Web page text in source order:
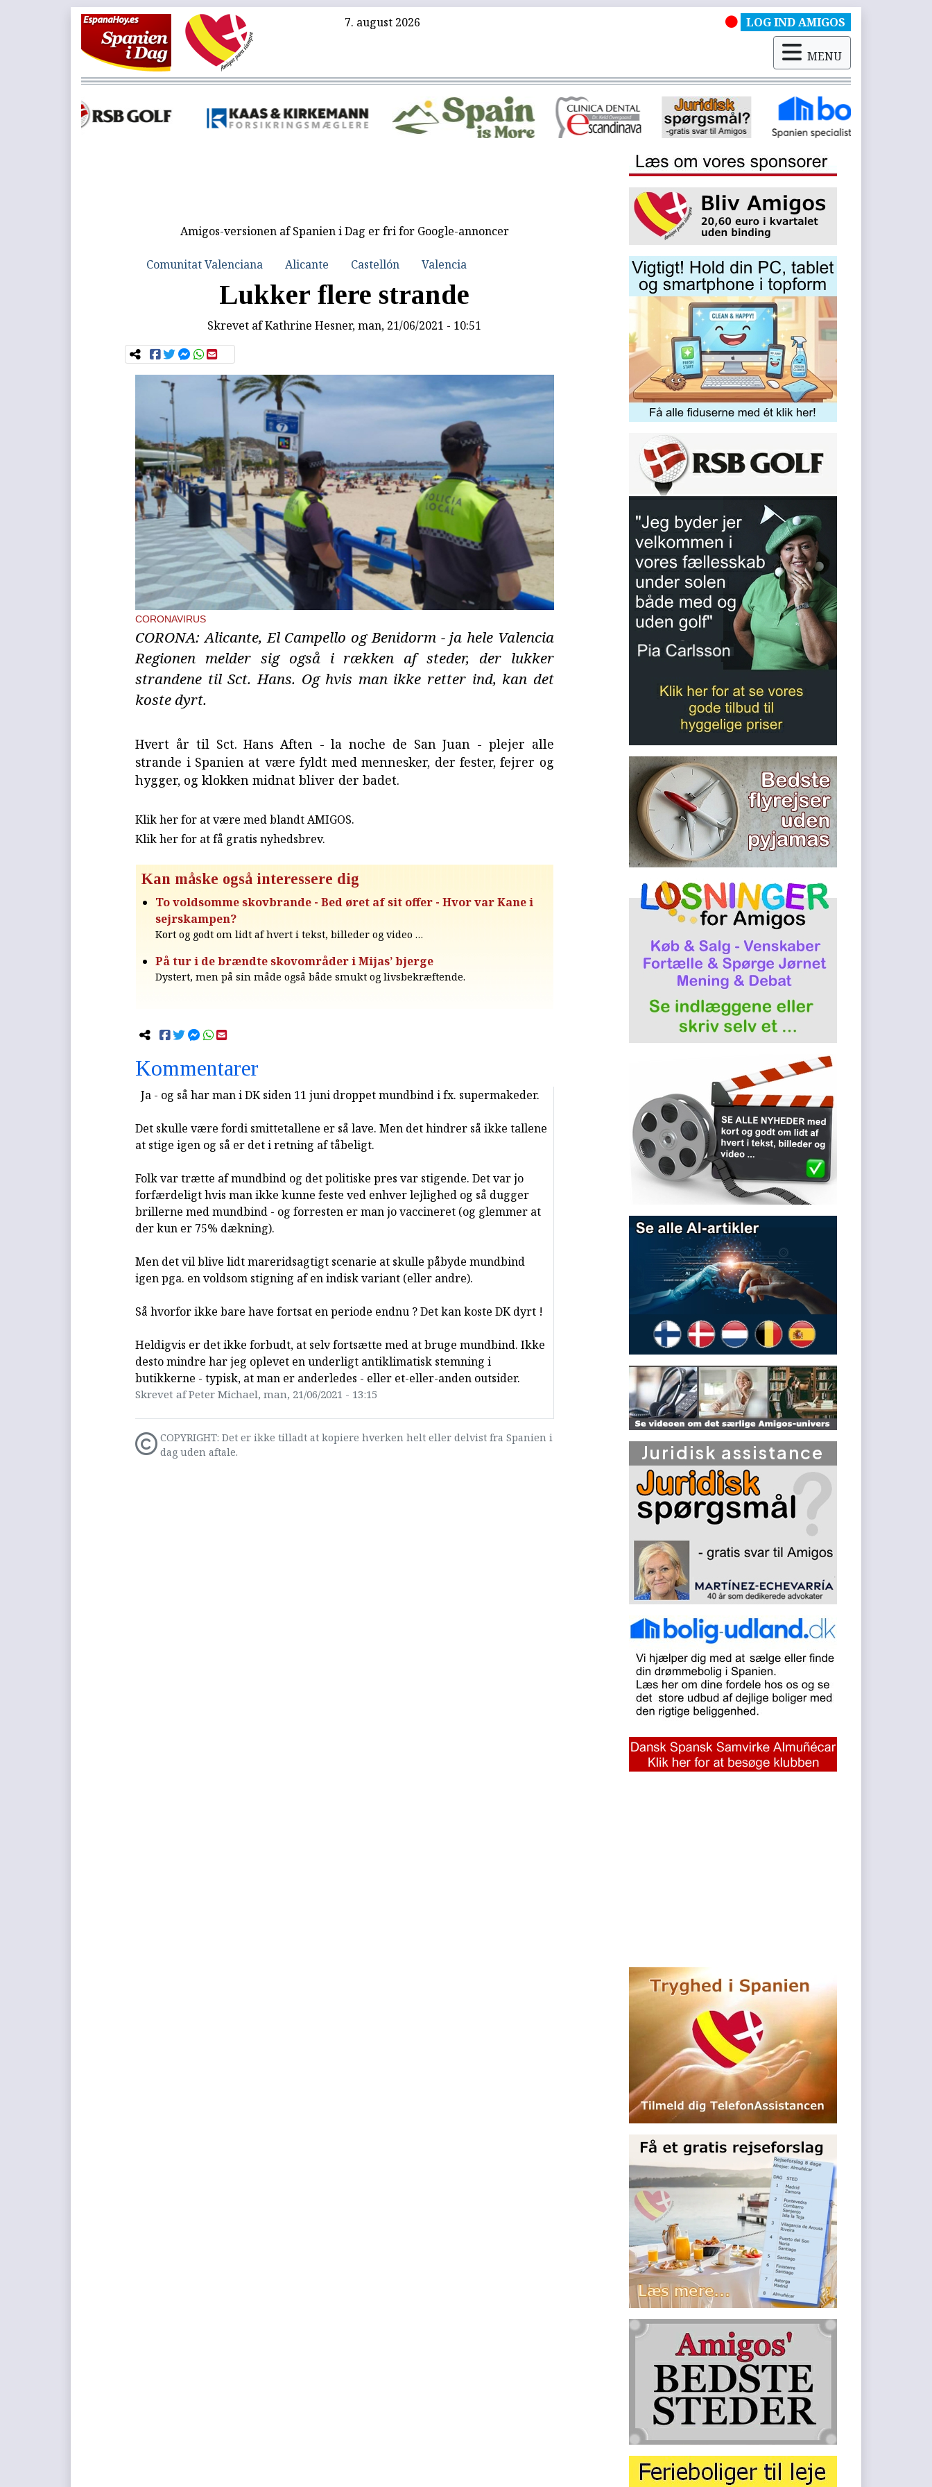
7. august 2026 LOG IND AMIGOS
MENU
Amigos-versionen af Spanien i Dag er fri for Google-annoncer
Comunitat Valenciana Alicante Castellón Valencia
Lukker flere strande
Skrevet afKathrine Hesner, man, 21/06/2021 - 10:51
CORONAVIRUS
CORONA: Alicante, El Campello og Benidorm - ja hele Valencia
Regionen melder sig også i rækken af steder, der lukker
strandene til Sct. Hans. Og hvis man ikke retter ind, kan det
koste dyrt.
Hvert år til Sct. Hans Aften - la noche de San Juan - plejer alle
strande i Spanien at være fyldt med mennesker, der fester, fejrer og
hygger, og klokken midnat bliver der badet.
Klik her for at være med blandt AMIGOS.
Klik her for at få gratis nyhedsbrev.
Kan måske også interessere dig
To voldsomme skovbrande - Bed øret af sit offer - Hvor var Kane i
sejrskampen?
Kort og godt om lidt af hvert i tekst, billeder og video …
På tur i de brændte skovområder i Mijas’ bjerge
Dystert, men på sin måde også både smukt og livsbekræftende.
Kommentarer
Ja - og så har man i DK siden 11 juni droppet mundbind i fx. supermakeder.
Det skulle være fordi smittetallene er så lave. Men det hindrer så ikke tallene
at stige igen og så er det i retning af tåbeligt.
Folk var trætte af mundbind og det politiske pres var stigende. Det var jo
forfærdeligt hvis man ikke kunne feste ved enhver lejlighed og så dugger
brillerne med mundbind - og forresten er man jo vaccineret (og glemmer at
der kun er 75% dækning).
Men det vil blive lidt mareridsagtigt scenarie at skulle påbyde mundbind
igen pga. en voldsom stigning af en indisk variant (eller andre).
Så hvorfor ikke bare have fortsat en periode endnu ? Det kan koste DK dyrt !
Heldigvis er det ikke forbudt, at selv fortsætte med at bruge mundbind. Ikke
desto mindre har jeg oplevet en underligt antiklimatisk stemning i
butikkerne - typisk, at man er anderledes - eller et-eller-anden outsider.
Skrevet af Peter Michael, man, 21/06/2021 - 13:15
COPYRIGHT: Det er ikke tilladt at kopiere hverken helt eller delvist fra Spanien i
dag uden aftale.